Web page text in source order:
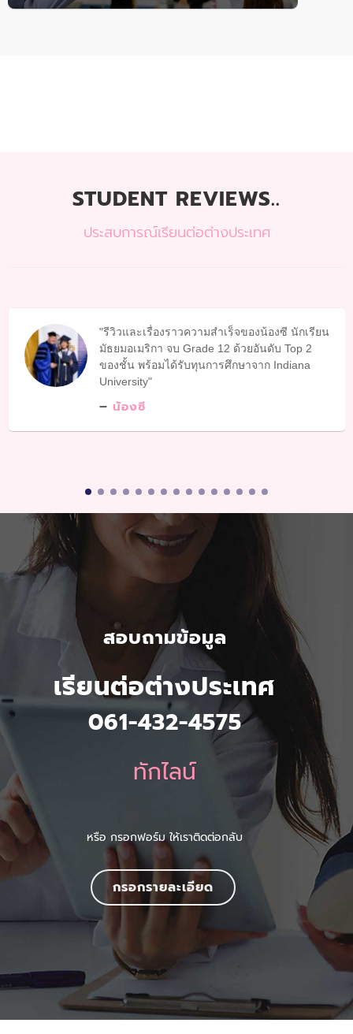
STUDENT REVIEWS..
ประสบการณ์เรียนต่อต่างประเทศ
รีวิวและเรื่องราวความสำเร็จของน้องซี นักเรียน
มัธยมอเมริกา จบ Grade 12 ด้วยอันดับ Top 2
ของชั้น พร้อมได้รับทุนการศึกษาจาก Indiana
University
น้องซี
สอบถามข้อมูล
เรียนต่อต่างประเทศ
061-432-4575
ทักไลน์
หรือ กรอกฟอร์ม ให้เราติดต่อกลับ
กรอกรายละเอียด